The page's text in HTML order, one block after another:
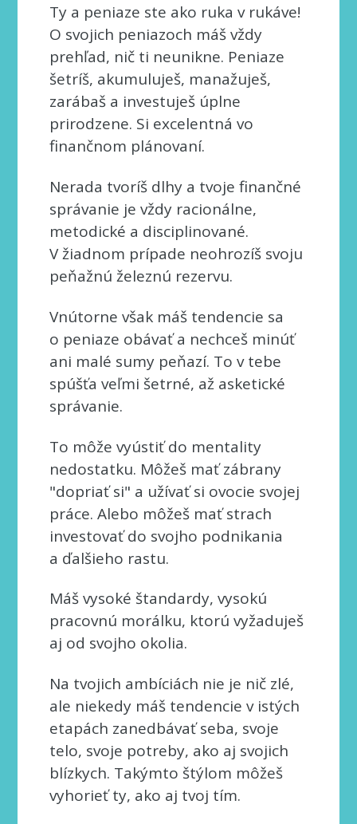
Ty a peniaze ste ako ruka v rukáve!
O svojich peniazoch máš vždy
prehľad, nič ti neunikne. Peniaze
šetríš, akumuluješ, manažuješ,
zarábaš a investuješ úplne
prirodzene. Si excelentná vo
finančnom plánovaní.
Nerada tvoríš dlhy a tvoje finančné
správanie je vždy racionálne,
metodické a disciplinované.
V žiadnom prípade neohrozíš svoju
peňažnú železnú rezervu.
Vnútorne však máš tendencie sa
o peniaze obávať a nechceš minúť
ani malé sumy peňazí. To v tebe
spúšťa veľmi šetrné, až asketické
správanie.
To môže vyústiť do mentality
nedostatku. Môžeš mať zábrany
"dopriať si" a užívať si ovocie svojej
práce. Alebo môžeš mať strach
investovať do svojho podnikania
a ďalšieho rastu.
Máš vysoké štandardy, vysokú
pracovnú morálku, ktorú vyžaduješ
aj od svojho okolia.
Na tvojich ambíciách nie je nič zlé,
ale niekedy máš tendencie v istých
etapách zanedbávať seba, svoje
telo, svoje potreby, ako aj svojich
blízkych. Takýmto štýlom môžeš
vyhorieť ty, ako aj tvoj tím.